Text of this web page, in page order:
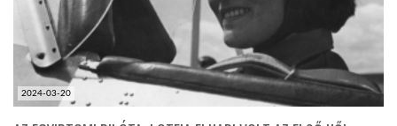
2024-03-20